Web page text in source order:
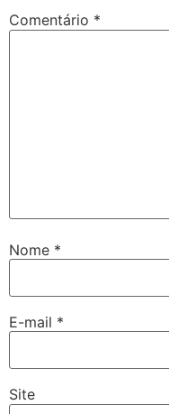
Comentário *
Nome *
E-mail *
Site